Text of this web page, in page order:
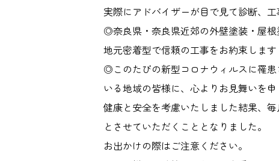
実際にアドバイザーが目で見て診断、
◎奈良県・奈良県近郊の外壁塗装・屋
地元密着型で信頼の工事をお約束します
◎このたびの新型コロナウィルスに罹
いる地域の皆様に、心よりお見舞いを申
健康と安全を考慮いたしました結果、
とさせていただくこととなりました。
お出かけの際はご注意ください。